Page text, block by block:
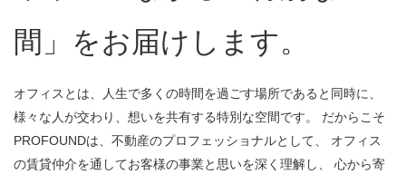
間」をお届けします。
オフィスとは、人生で多くの時間を過ごす場所であると同時に、
様々な人が交わり、想いを共有する特別な空間です。 だからこそ
PROFOUNDは、不動産のプロフェッショナルとして、 オフィス
の賃貸仲介を通してお客様の事業と思いを深く理解し、 心から寄